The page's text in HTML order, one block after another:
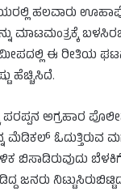
ಹಲವಾರು
ಮಾಟಮಂತ್ರಕ್ಕೆ
ಈ ರೀತಿಯ
ಹೆಚ್ಚಿಸಿದೆ.
ಅಗ್ರಹಾರ
ಮೆಡಿಕಲ್ ಓದುತ್ತಿರುವ
ಬಿಸಾಡಿರುವುದು
ಜನರು